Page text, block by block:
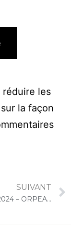
les
la façon
SUIVANT
20 février 2024 – ORPEA René Legros (Dourdan) : Concert « Cello Solo »